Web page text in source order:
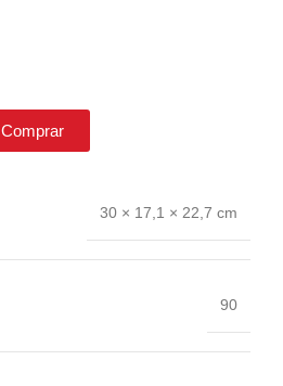
Comprar
30 × 17,1 × 22,7 cm
90